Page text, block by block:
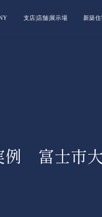
支店|店舗|展示場 新築住
富士市